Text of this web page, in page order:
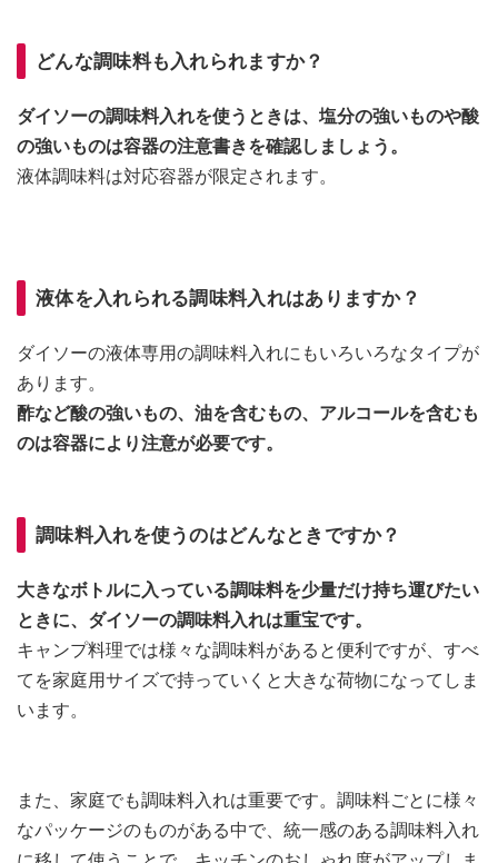
どんな調味料も入れられますか？
ダイソーの調味料入れを使うときは、塩分の強いものや酸
の強いものは容器の注意書きを確認しましょう。
液体調味料は対応容器が限定されます。
液体を入れられる調味料入れはありますか？
ダイソーの液体専用の調味料入れにもいろいろなタイプが
あります。
酢など酸の強いもの、油を含むもの、アルコールを含むも
のは容器により注意が必要です。
調味料入れを使うのはどんなときですか？
大きなボトルに入っている調味料を少量だけ持ち運びたい
ときに、ダイソーの調味料入れは重宝です。
キャンプ料理では様々な調味料があると便利ですが、すべ
てを家庭用サイズで持っていくと大きな荷物になってしま
います。
また、家庭でも調味料入れは重要です。調味料ごとに様々
なパッケージのものがある中で、統一感のある調味料入れ